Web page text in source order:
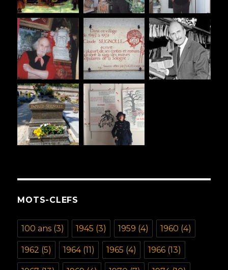
MOTS-CLEFS
100 ans (3) 1945 (3) 1959 (4) 1960 (4)
1962 (5) 1964(11) 1965 (4) 1966 (13)